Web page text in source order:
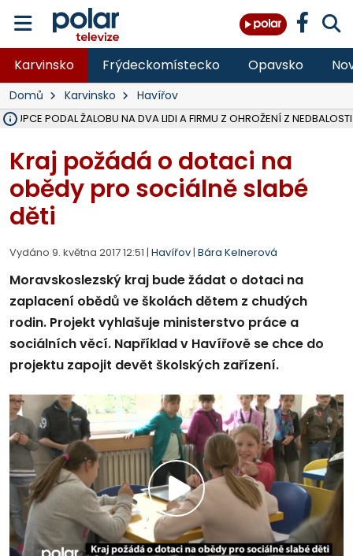
Karvinsko Frýdeckomístecko Opavsko
Domů Karvinsko Havířov
PODAL ŽALOBU NA DVA LIDI A FIRMU Z OHROŽENÍ Z NEDBALOSTI
Kraj požádá o dotaci na
obědy pro sociálně slabé
děti
Vydáno 9. května 2017 12:51 | Havířov | Bára Kelnerová
Moravskoslezský kraj bude žádat o dotaci na
zaplacení obědů ve školách dětem z chudých
rodin. Projekt vyhlašuje ministerstvo práce a
sociálních věcí. Například v Havířově se chce do
projektu zapojit devět školských zařízení.
Přehrát
video